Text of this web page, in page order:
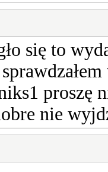
się to
proszę
nie